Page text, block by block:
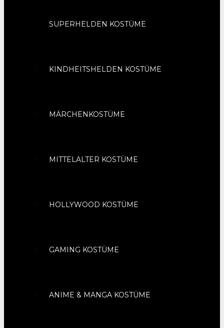
SUPERHELDEN KOSTÜME
KINDHEITSHELDEN KOSTÜME
MÄRCHENKOSTÜME
MITTELALTER KOSTÜME
HOLLYWOOD KOSTÜME
GAMING KOSTÜME
ANIME & MANGA KOSTÜME